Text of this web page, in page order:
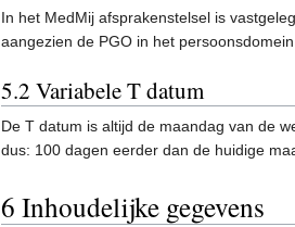
In het MedMij afsprakenstelsel is
aangezien de PGO in het
5.2 Variabele T datum
De T datum is altijd de maandag van de
dus: 100 dagen eerder dan de huidige
6 Inhoudelijke gegevens